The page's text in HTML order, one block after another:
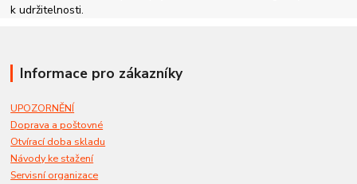
k udržitelnosti.
Informace pro zákazníky
UPOZORNĚNÍ
Doprava a poštovné
Otvírací doba skladu
Návody ke stažení
Servisní organizace